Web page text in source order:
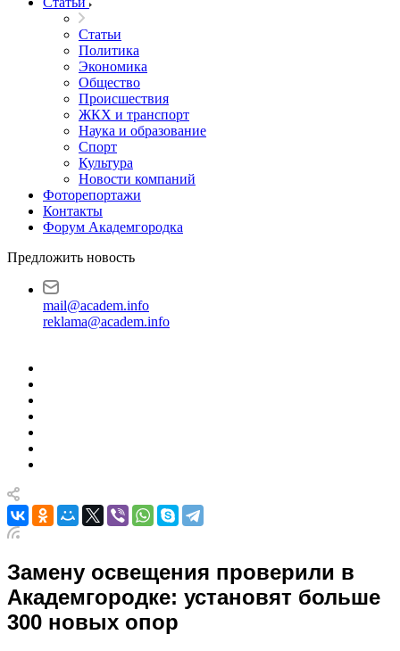
Статьи
Политика
Экономика
Общество
Происшествия
ЖКХ и транспорт
Наука и образование
Спорт
Культура
Новости компаний
Фоторепортажи
Контакты
Форум Академгородка
Предложить новость
mail@academ.info
reklama@academ.info
Замену освещения проверили в
Академгородке: установят больше
300 новых опор